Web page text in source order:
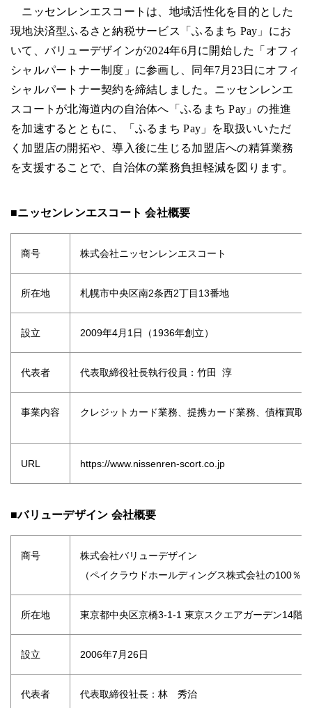
ニッセンレンエスコートは、地域活性化を目的とした
現地決済型ふるさと納税サービス「ふるまち Pay」にお
いて、バリューデザインが2024年6月に開始した「オフィ
シャルパートナー制度」に参画し、同年7月23日にオフィ
シャルパートナー契約を締結しました。ニッセンレンエ
スコートが北海道内の自治体へ「ふるまち Pay」の推進
を加速するとともに、「ふるまち Pay」を取扱いいただ
く加盟店の開拓や、導入後に生じる加盟店への精算業務
を支援することで、自治体の業務負担軽減を図ります。
■ニッセンレンエスコート 会社概要
商号 株式会社ニッセンレンエスコート
所在地 札幌市中央区南2条西2丁目13番地
設立 2009年4月1日（1936年創立）
代表者 代表取締役社長執行役員：竹田 淳
事業内容 クレジットカード業務、提携カード業務、債権買取
URL https://www.nissenren-scort.co.jp
■バリューデザイン 会社概要
商号
株式会社バリューデザイン
（ペイクラウドホールディングス株式会社の100％
所在地 東京都中央区京橋3-1-1 東京スクエアガーデン14階
設立 2006年7月26日
代表者 代表取締役社長：林 秀治